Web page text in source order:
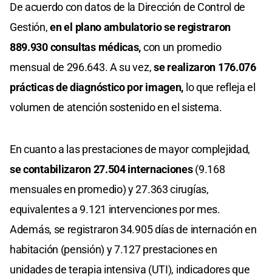
De acuerdo con datos de la Dirección de Control de
Gestión,en el plano ambulatorio se registraron
889.930 consultas médicas,con un promedio
mensual de 296.643. A su vez,se realizaron 176.076
prácticas de diagnóstico por imagen, lo que refleja el
volumen de atención sostenido en el sistema.
En cuanto a las prestaciones de mayor complejidad,
se contabilizaron 27.504 internaciones(9.168
mensuales en promedio) y 27.363 cirugías,
equivalentes a 9.121 intervenciones por mes.
Además, se registraron 34.905 días de internación en
habitación (pensión) y 7.127 prestaciones en
unidades de terapia intensiva (UTI), indicadores que